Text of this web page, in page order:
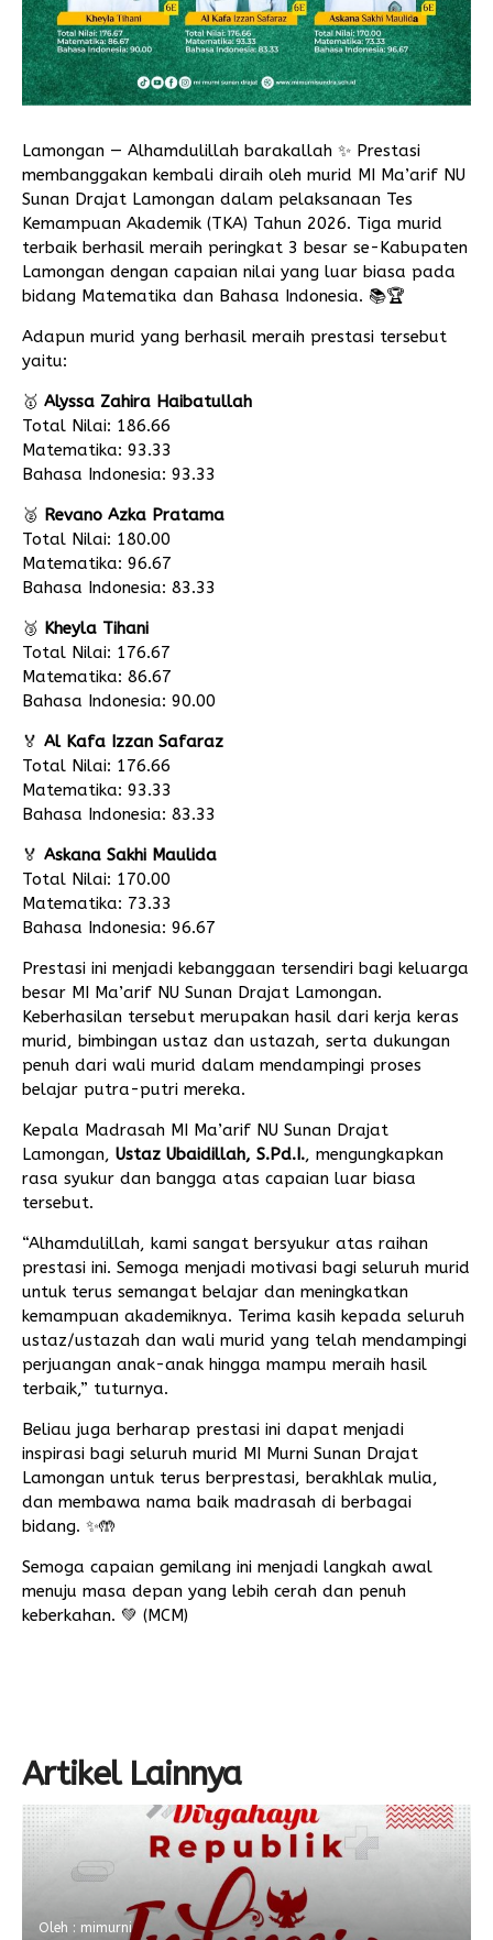
Lamongan — Alhamdulillah barakallah ✨ Prestasi
membanggakan kembali diraih oleh murid MI Ma’arif NU
Sunan Drajat Lamongan dalam pelaksanaan Tes
Kemampuan Akademik (TKA) Tahun 2026. Tiga murid
terbaik berhasil meraih peringkat 3 besar se-Kabupaten
Lamongan dengan capaian nilai yang luar biasa pada
bidang Matematika dan Bahasa Indonesia. 📚🏆
Adapun murid yang berhasil meraih prestasi tersebut
yaitu:
🥇 Alyssa Zahira Haibatullah
Total Nilai: 186.66
Matematika: 93.33
Bahasa Indonesia: 93.33
🥈 Revano Azka Pratama
Total Nilai: 180.00
Matematika: 96.67
Bahasa Indonesia: 83.33
🥉 Kheyla Tihani
Total Nilai: 176.67
Matematika: 86.67
Bahasa Indonesia: 90.00
🏅 Al Kafa Izzan Safaraz
Total Nilai: 176.66
Matematika: 93.33
Bahasa Indonesia: 83.33
🏅 Askana Sakhi Maulida
Total Nilai: 170.00
Matematika: 73.33
Bahasa Indonesia: 96.67
Prestasi ini menjadi kebanggaan tersendiri bagi keluarga
besar MI Ma’arif NU Sunan Drajat Lamongan.
Keberhasilan tersebut merupakan hasil dari kerja keras
murid, bimbingan ustaz dan ustazah, serta dukungan
penuh dari wali murid dalam mendampingi proses
belajar putra-putri mereka.
Kepala Madrasah MI Ma’arif NU Sunan Drajat
Lamongan, Ustaz Ubaidillah, S.Pd.I., mengungkapkan
rasa syukur dan bangga atas capaian luar biasa
tersebut.
“Alhamdulillah, kami sangat bersyukur atas raihan
prestasi ini. Semoga menjadi motivasi bagi seluruh murid
untuk terus semangat belajar dan meningkatkan
kemampuan akademiknya. Terima kasih kepada seluruh
ustaz/ustazah dan wali murid yang telah mendampingi
perjuangan anak-anak hingga mampu meraih hasil
terbaik,” tuturnya.
Beliau juga berharap prestasi ini dapat menjadi
inspirasi bagi seluruh murid MI Murni Sunan Drajat
Lamongan untuk terus berprestasi, berakhlak mulia,
dan membawa nama baik madrasah di berbagai
bidang. ✨🤲
Semoga capaian gemilang ini menjadi langkah awal
menuju masa depan yang lebih cerah dan penuh
keberkahan. 💚 (MCM)
Artikel Lainnya
Oleh : mimurni